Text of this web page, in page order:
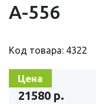
А-556
Код товара: 4322
Цена
21580 р.